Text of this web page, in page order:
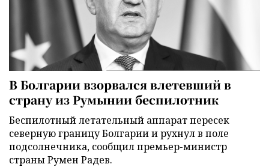
В Болгарии взорвался влетевший в
страну из Румынии беспилотник
Беспилотный летательный аппарат пересек
северную границу Болгарии и рухнул в поле
подсолнечника, сообщил премьер-министр
страны Румен Радев.